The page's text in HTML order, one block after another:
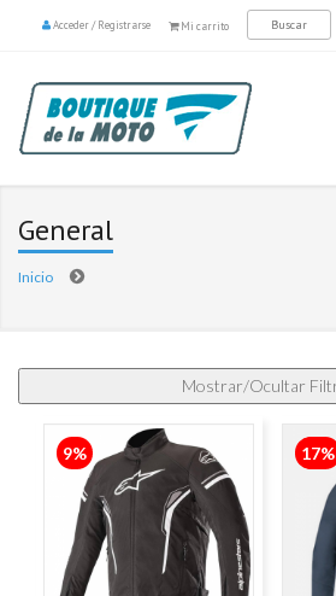
Mi carrito
Acceder/Registrarse
General
Inicio
9% 17%